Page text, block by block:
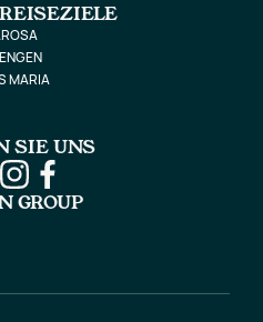
MARIA
SIE UNS
GROUP